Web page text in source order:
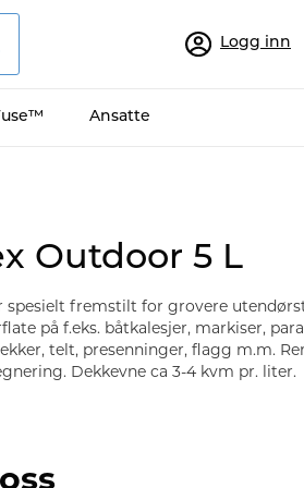
Logg inn
Ansatte
Outdoor 5 L
spesielt fremstilt for grovere
på f.eks. båtkalesjer, markiser,
telt, presenninger, flagg m.m.
Dekkevne ca 3-4 kvm pr. liter.